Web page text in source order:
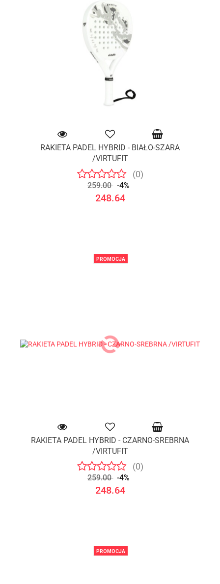
RAKIETA PADEL HYBRID - BIAŁO-SZARA
/VIRTUFIT
(0)
259.00 -4%
248.64
PROMOCJA
RAKIETA PADEL HYBRID - CZARNO-SREBRNA
/VIRTUFIT
(0)
259.00 -4%
248.64
PROMOCJA